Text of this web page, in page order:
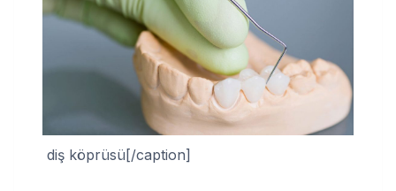
diş köprüsü[/caption]